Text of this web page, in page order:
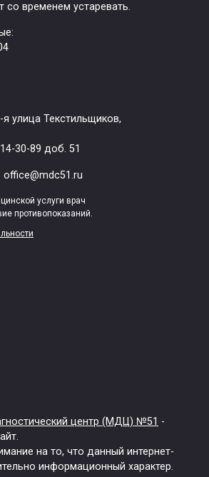
со временем устаревать.
я улица Текстильщиков,
30-89 доб. 51
office@mdc51.ru
услуги врач
противопоказаний.
центр (МДЦ) №51 -
на то, что данный интернет-
информационный характер.